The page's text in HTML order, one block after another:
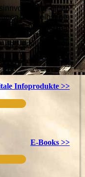
auf einen
die selbst ein
haben, und
zu profitieren.
erfolgreichere
Infoprodukte >>
E-Books >>